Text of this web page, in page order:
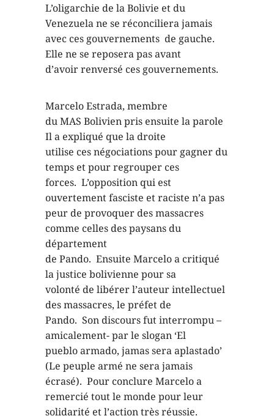
L’oligarchie de la Bolivie et du
Venezuela ne se réconciliera jamais
avec ces gouvernements de gauche.
Elle ne se reposera pas avant
d’avoir renversé ces gouvernements.
Marcelo Estrada, membre
du MAS Bolivien pris ensuite la parole
Il a expliqué que la droite
utilise ces négociations pour gagner du
temps et pour regrouper ces
forces. L’opposition qui est
ouvertement fasciste et raciste n’a pas
peur de provoquer des massacres
comme celles des paysans du
département
de Pando. Ensuite Marcelo a critiqué
la justice bolivienne pour sa
volonté de libérer l’auteur intellectuel
des massacres, le préfet de
Pando. Son discours fut interrompu –
amicalement- par le slogan ‘El
pueblo armado, jamas sera aplastado’
(Le peuple armé ne sera jamais
écrasé). Pour conclure Marcelo a
remercié tout le monde pour leur
solidarité et l’action très réussie.